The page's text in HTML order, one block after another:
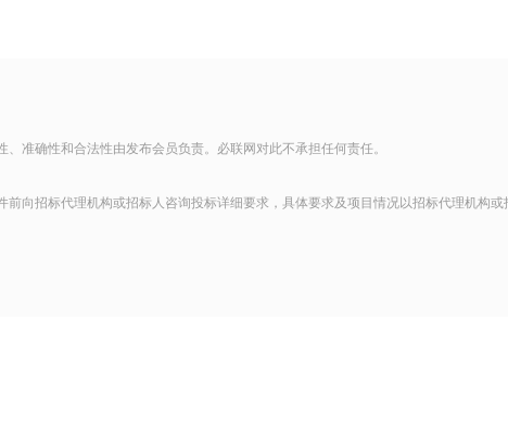
准确性和合法性由发布会员负责。必联网对此不承担任何责任。
向招标代理机构或招标人咨询投标详细要求，具体要求及项目情况以招标代理机构或